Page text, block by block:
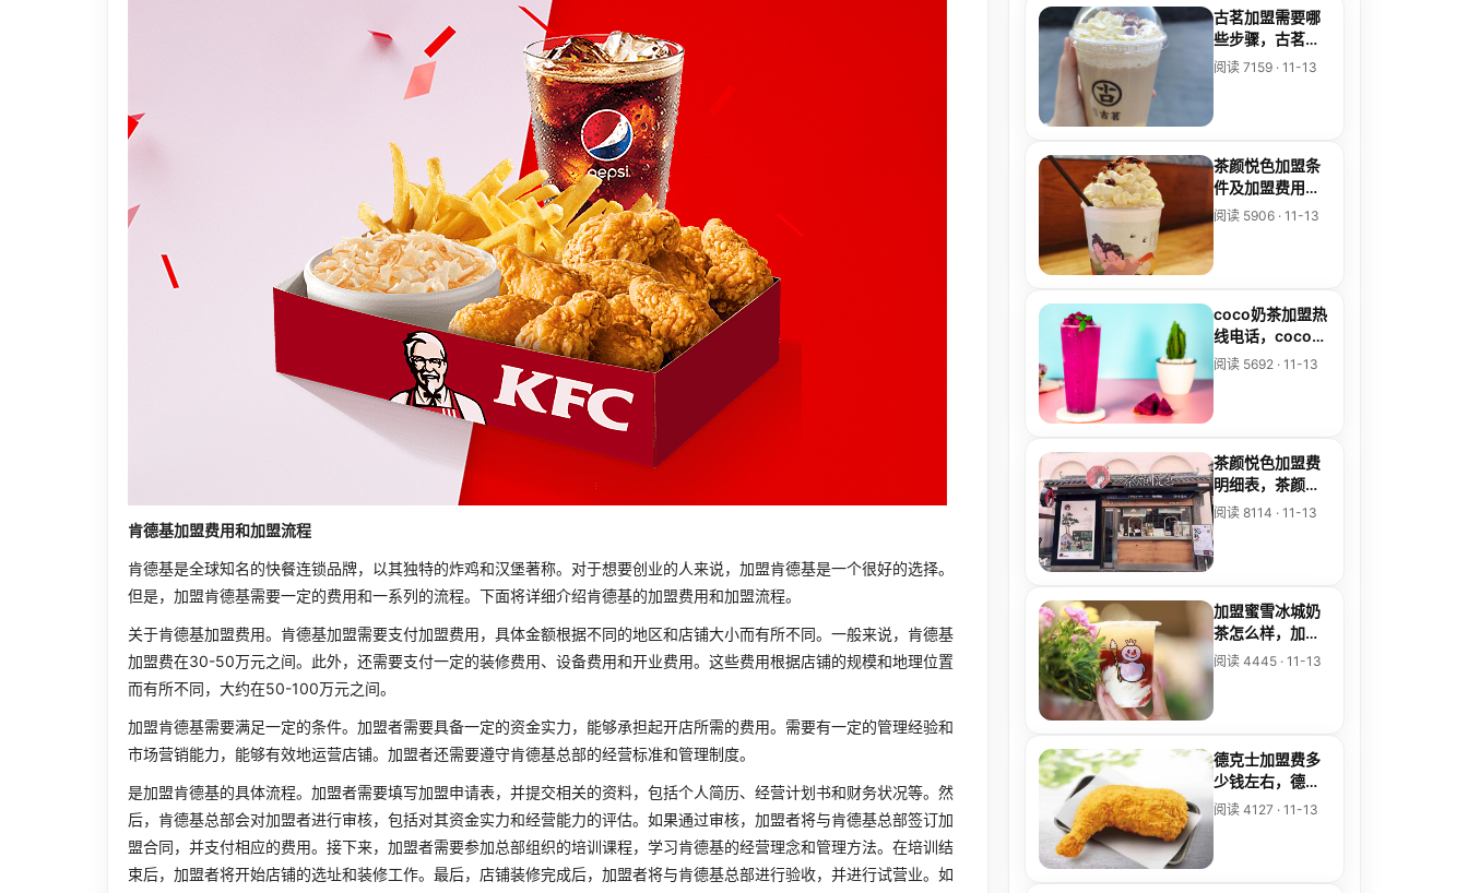
肯德基加盟费用和加盟流程
肯德基是全球知名的快餐连锁品牌，以其独特的炸鸡和汉堡著称。对于想要创业的人来说，加盟肯德基是一个很好的选择。
但是，加盟肯德基需要一定的费用和一系列的流程。下面将详细介绍肯德基的加盟费用和加盟流程。
关于肯德基加盟费用。肯德基加盟需要支付加盟费用，具体金额根据不同的地区和店铺大小而有所不同。一般来说，肯德基
加盟费在30-50万元之间。此外，还需要支付一定的装修费用、设备费用和开业费用。这些费用根据店铺的规模和地理位置
而有所不同，大约在50-100万元之间。
加盟肯德基需要满足一定的条件。加盟者需要具备一定的资金实力，能够承担起开店所需的费用。需要有一定的管理经验和
市场营销能力，能够有效地运营店铺。加盟者还需要遵守肯德基总部的经营标准和管理制度。
是加盟肯德基的具体流程。加盟者需要填写加盟申请表，并提交相关的资料，包括个人简历、经营计划书和财务状况等。然
后，肯德基总部会对加盟者进行审核，包括对其资金实力和经营能力的评估。如果通过审核，加盟者将与肯德基总部签订加
盟合同，并支付相应的费用。接下来，加盟者需要参加总部组织的培训课程，学习肯德基的经营理念和管理方法。在培训结
束后，加盟者将开始店铺的选址和装修工作。最后，店铺装修完成后，加盟者将与肯德基总部进行验收，并进行试营业。如
古茗加盟需要哪
些步骤，古茗加
盟费一年要多少
阅读 7159 · 11-13
茶颜悦色加盟条
件及加盟费用多
少，茶颜悦色加
阅读 5906 · 11-13
coco奶茶加盟热
线电话，coco奶
茶加盟中心
阅读 5692 · 11-13
茶颜悦色加盟费
明细表，茶颜悦
色加盟费明细表
阅读 8114 · 11-13
加盟蜜雪冰城奶
茶怎么样，加盟
店的收益大不大
阅读 4445 · 11-13
德克士加盟费多
少钱左右，德克
士炸鸡加盟费多
阅读 4127 · 11-13